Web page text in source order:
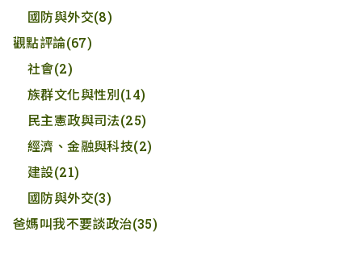
國防與外交(8)
觀點評論(67)
社會(2)
族群文化與性別(14)
民主憲政與司法(25)
經濟、金融與科技(2)
建設(21)
國防與外交(3)
爸媽叫我不要談政治(35)